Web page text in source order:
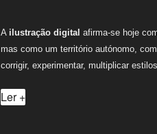
A ilustração digital afirma-se hoje
mas como um território autónomo,
corrigir, experimentar, multiplicar
Ler +